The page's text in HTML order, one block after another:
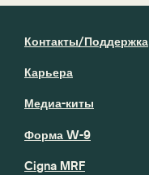
Контакты/Поддержка
Карьера
Медиа-киты
Форма W-9
Cigna MRF